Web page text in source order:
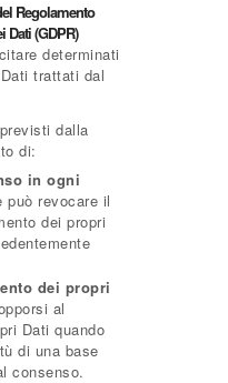
Regolamento
Dati (GDPR)
determinati
trattati dal
dalla
di:
in ogni
può revocare il
dei propri
dei propri
al
Dati quando
di una base
consenso.